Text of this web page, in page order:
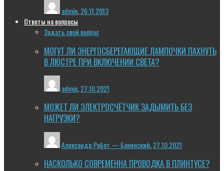
admin 26.11.2013
Ответы на вопросы
Задать свой вопрос
МОГУТ ЛИ ЭНЕРГОСБЕРЕГАЮЩИЕ ЛАМПОЧКИ ПАХНУТЬ
В ЛЮСТРЕ ПРИ ВКЛЮЧЕНИИ СВЕТА?
admin 27.10.2021
МОЖЕТ ЛИ ЭЛЕКТРОСЧЁТЧИК ЗАДЫМИТЬ БЕЗ
НАГРУЗКИ?
Александр Робот — Бакинский 27.10.2021
НАСКОЛЬКО СОВРЕМЕННА ПРОВОДКА В ПЛИНТУСЕ?